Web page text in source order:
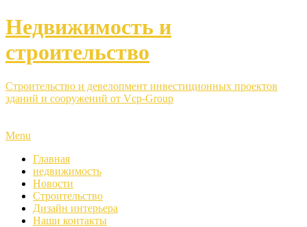
Недвижимость и
строительство
Строительство и девелопмент инвестиционных проектов
зданий и сооружений от Vcp-Group
Menu
Главная
недвижимость
Новости
Строительство
Дизайн интерьера
Наши контакты